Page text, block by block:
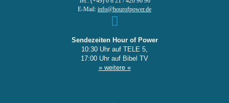
E-Mail: info@hourofpower.de
Sendezeiten Hour of Power
10:30 Uhr auf TELE 5,
17:00 Uhr auf Bibel TV
» weitere «